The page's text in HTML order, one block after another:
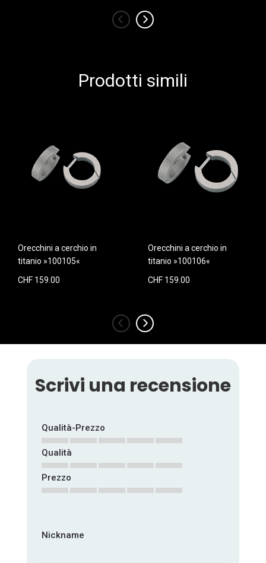
‹ ›
Prodotti simili
Orecchini a cerchio in
titanio »100105«
CHF 159.00
Orecchini a cerchio in
titanio »100106«
CHF 159.00
‹ ›
Scrivi una recensione
Qualità-Prezzo
1
star
2
stars
3
stars
4
stars
5
stars
Qualità
1
star
2
stars
3
stars
4
stars
5
stars
Prezzo
Nickname